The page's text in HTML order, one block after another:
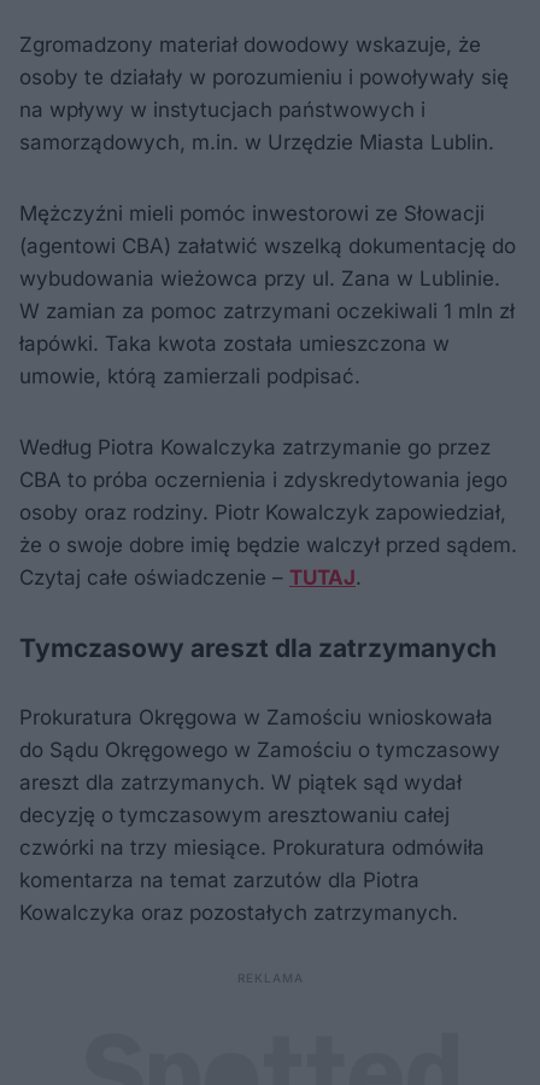
Zgromadzony materiał dowodowy wskazuje, że
osoby te działały w porozumieniu i powoływały się
na wpływy w instytucjach państwowych i
samorządowych, m.in. w Urzędzie Miasta Lublin.
Mężczyźni mieli pomóc inwestorowi ze Słowacji
(agentowi CBA) załatwić wszelką dokumentację do
wybudowania wieżowca przy ul. Zana w Lublinie.
W zamian za pomoc zatrzymani oczekiwali 1 mln zł
łapówki. Taka kwota została umieszczona w
umowie, którą zamierzali podpisać.
Według Piotra Kowalczyka zatrzymanie go przez
CBA to próba oczernienia i zdyskredytowania jego
osoby oraz rodziny. Piotr Kowalczyk zapowiedział,
że o swoje dobre imię będzie walczył przed sądem.
Czytaj całe oświadczenie – TUTAJ.
Tymczasowy areszt dla zatrzymanych
Prokuratura Okręgowa w Zamościu wnioskowała
do Sądu Okręgowego w Zamościu o tymczasowy
areszt dla zatrzymanych. W piątek sąd wydał
decyzję o tymczasowym aresztowaniu całej
czwórki na trzy miesiące. Prokuratura odmówiła
komentarza na temat zarzutów dla Piotra
Kowalczyka oraz pozostałych zatrzymanych.